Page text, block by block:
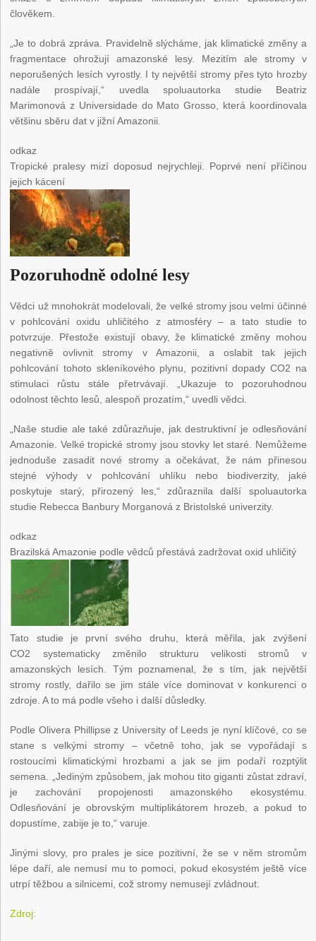
člověkem.
„Je to dobrá zpráva. Pravidelně slýcháme, jak klimatické změny a
fragmentace ohrožují amazonské lesy. Mezitím ale stromy v
neporušených lesích vyrostly. I ty největší stromy přes tyto hrozby
nadále prospívají,“ uvedla spoluautorka studie Beatriz
Marimonová z Universidade do Mato Grosso, která koordinovala
většinu sběru dat v jižní Amazonii.
odkaz
Tropické pralesy mizí doposud nejrychleji. Poprvé není příčinou
jejich kácení
Pozoruhodně odolné lesy
Vědci už mnohokrát modelovali, že velké stromy jsou velmi účinné
v pohlcování oxidu uhličitého z atmosféry – a tato studie to
potvrzuje. Přestože existují obavy, že klimatické změny mohou
negativně ovlivnit stromy v Amazonii, a oslabit tak jejich
pohlcování tohoto skleníkového plynu, pozitivní dopady CO2 na
stimulaci růstu stále přetrvávají. „Ukazuje to pozoruhodnou
odolnost těchto lesů, alespoň prozatím,“ uvedli vědci.
„Naše studie ale také zdůrazňuje, jak destruktivní je odlesňování
Amazonie. Velké tropické stromy jsou stovky let staré. Nemůžeme
jednoduše zasadit nové stromy a očekávat, že nám přinesou
stejné výhody v pohlcování uhlíku nebo biodiverzity, jaké
poskytuje starý, přirozený les,“ zdůraznila další spoluautorka
studie Rebecca Banbury Morganová z Bristolské univerzity.
odkaz
Brazilská Amazonie podle vědců přestává zadržovat oxid uhličitý
Tato studie je první svého druhu, která měřila, jak zvýšení
CO2 systematicky změnilo strukturu velikosti stromů v
amazonských lesích. Tým poznamenal, že s tím, jak největší
stromy rostly, dařilo se jim stále více dominovat v konkurenci o
zdroje. A to má podle všeho i další důsledky.
Podle Olivera Phillipse z University of Leeds je nyní klíčové, co se
stane s velkými stromy – včetně toho, jak se vypořádají s
rostoucími klimatickými hrozbami a jak se jim podaří rozptýlit
semena. „Jediným způsobem, jak mohou tito giganti zůstat zdraví,
je zachování propojenosti amazonského ekosystému.
Odlesňování je obrovským multiplikátorem hrozeb, a pokud to
dopustíme, zabije je to,“ varuje.
Jinými slovy, pro prales je sice pozitivní, že se v něm stromům
lépe daří, ale nemusí mu to pomoci, pokud ekosystém ještě více
utrpí těžbou a silnicemi, což stromy nemusejí zvládnout.
Zdroj: